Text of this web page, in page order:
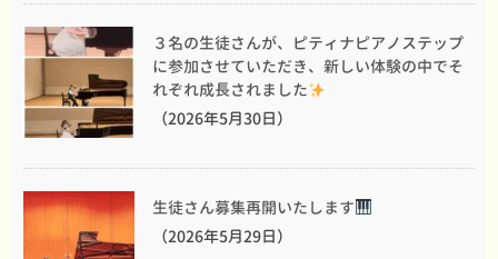
３名の生徒さんが、ピティナピアノステップ
に参加させていただき、新しい体験の中でそ
れぞれ成長されました
（2026年5月30日）
生徒さん募集再開いたします
（2026年5月29日）